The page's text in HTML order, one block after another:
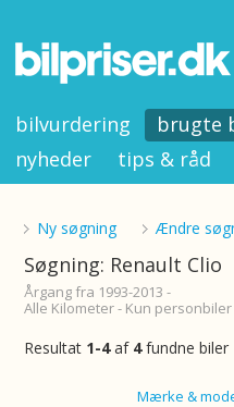
bilvurdering brugte
nyheder
tips & råd
Ny søgning Ændre
Søgning: Renault Clio
Årgang fra 1993-2013 -
Alle Kilometer - Kun personbiler
Resultat 1-4af 4fundne biler
Mærke &